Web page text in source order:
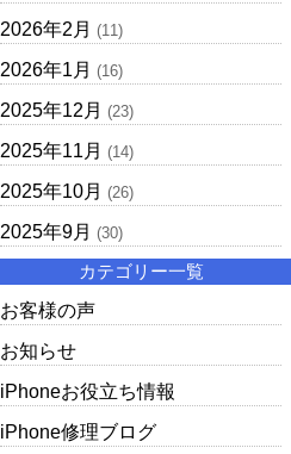
2026年2月 (11)
2026年1月 (16)
2025年12月 (23)
2025年11月 (14)
2025年10月 (26)
2025年9月 (30)
カテゴリー一覧
お客様の声
お知らせ
iPhoneお役立ち情報
iPhone修理ブログ